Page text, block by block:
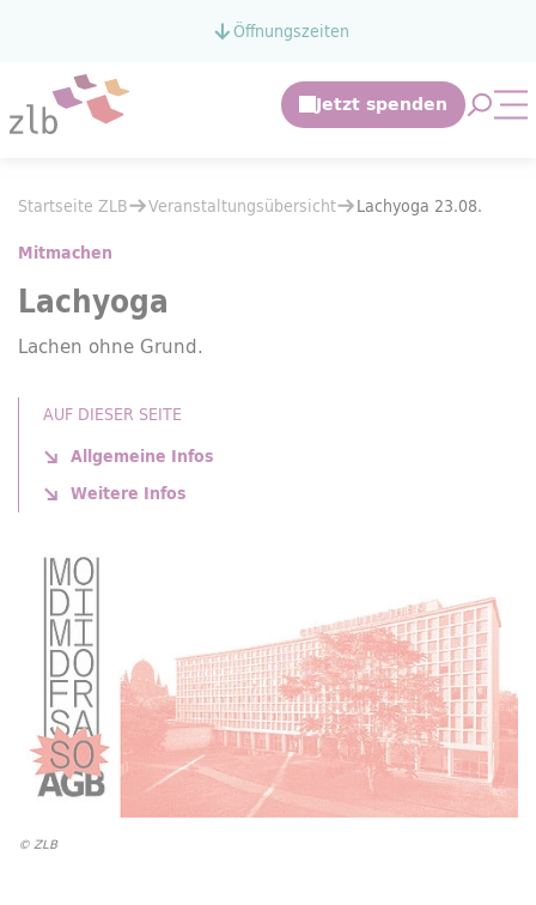
Zum Hauptinhalt springenÖffnungszeiten
Veranstaltungsübersicht
Lachyoga 23.08.
Sie befinden sich hier:
Startseite ZLB Veranstaltungsübersicht Lachyoga 23.08.
Mitmachen
Lachyoga
Lachen ohne Grund.
AUF DIESER SEITE
Allgemeine Infos
Weitere Infos
© ZLB